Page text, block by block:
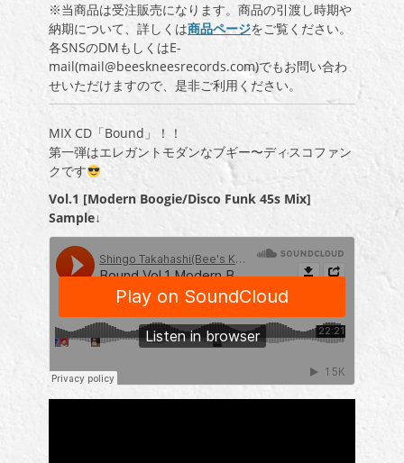
※当商品は受注販売になります。商品の引渡し時期や
納期について、詳しくは商品ページをご覧ください。
各SNSのDMもしくはE-
mail(mail@beeskneesrecords.com)でもお問い合わ
せいただけますので、是非ご利用ください。
MIX CD「Bound」！！
第一弾はエレガントモダンなブギー〜ディスコファン
クです
Vol.1 [Modern Boogie/Disco Funk 45s Mix]
Sample↓